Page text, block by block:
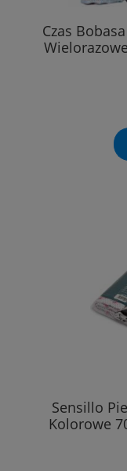
Czas
Sensillo
Kolorowe